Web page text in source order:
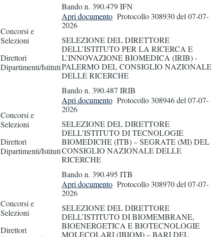
Bando n. 390.479 IFN
Concorsi e
Selezioni
Direttori
Dipartimenti/Istituti
Apri documento Protocollo 308930del 07-07-
2026
SELEZIONE DEL DIRETTORE
DELL’ISTITUTO PER LA RICERCA E
L’INNOVAZIONE BIOMEDICA (IRIB) -
PALERMO DEL CONSIGLIO NAZIONALE
DELLE RICERCHE
Bando n. 390.487 IRIB
Concorsi e
Selezioni
Direttori
Dipartimenti/Istituti
Apri documento Protocollo 308946del 07-07-
2026
SELEZIONE DEL DIRETTORE
DELL’ISTITUTO DI TECNOLOGIE
BIOMEDICHE (ITB) – SEGRATE (MI) DEL
CONSIGLIO NAZIONALE DELLE
RICERCHE
Bando n. 390.495 ITB
Concorsi e
Selezioni
Direttori
Apri documento Protocollo 308970del 07-07-
2026
SELEZIONE DEL DIRETTORE
DELL’ISTITUTO DI BIOMEMBRANE,
BIOENERGETICA E BIOTECNOLOGIE
MOLECOLARI (IBIOM) – BARI DEL